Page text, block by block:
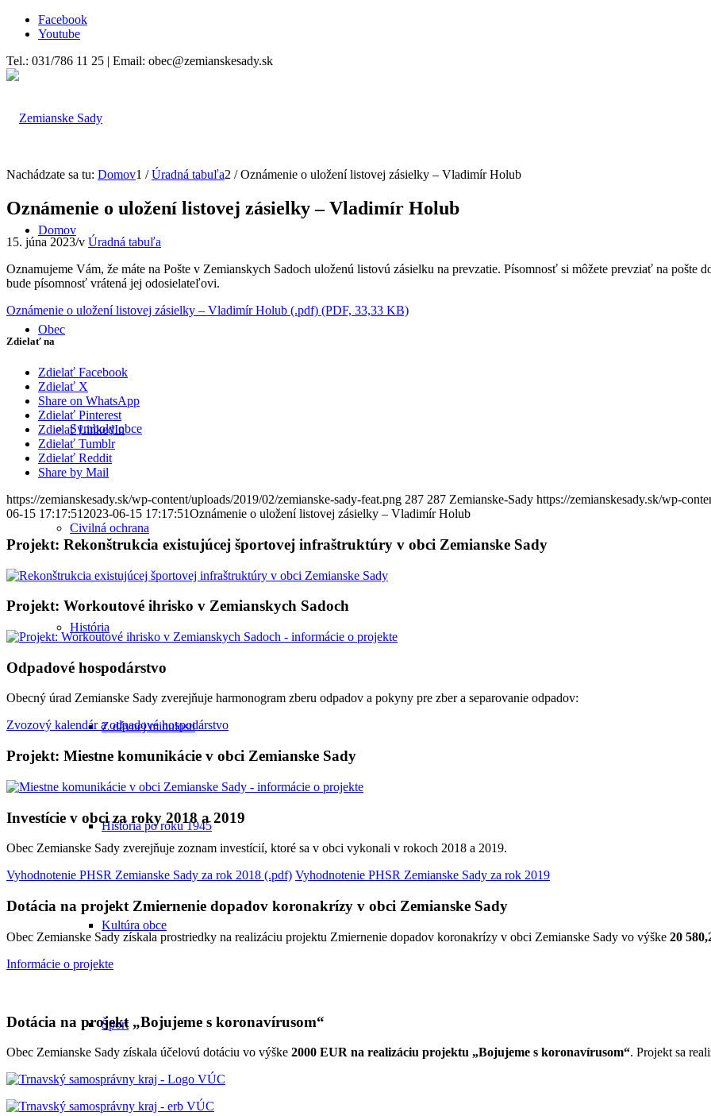
Facebook
Youtube
Tel.: 031/786 11 25 | Email: obec@zemianskesady.sk
Domov
Obec
Symboly obce
Civilná ochrana
História
Z dávnej minulosti
História po roku 1945
Kultúra obce
Šport
Nachádzate sa tu: Domov1 / Úradná tabuľa2 / Oznámenie o uložení listovej zásielky – Vladimír Holub
Oznámenie o uložení listovej zásielky – Vladimír Holub
15. júna 2023/v Úradná tabuľa
Oznamujeme Vám, že máte na Pošte v Zemianskych Sadoch uloženú listovú zásielku na prevzatie. Písomnosť si môžete prevziať na pošte
bude písomnosť vrátená jej odosielateľovi.
Oznámenie o uložení listovej zásielky – Vladimír Holub (.pdf) (PDF, 33,33 KB)
Zdielať na
Zdielať Facebook
Zdielať X
Share on WhatsApp
Zdielať Pinterest
Zdielať LinkedIn
Zdielať Tumblr
Zdielať Reddit
Share by Mail
https://zemianskesady.sk/wp-content/uploads/2019/02/zemianske-sady-feat.png 287 287 Zemianske-Sady https://zemianskesady.sk/wp-
06-15 17:17:51 2023-06-15 17:17:51Oznámenie o uložení listovej zásielky – Vladimír Holub
Projekt: Rekonštrukcia existujúcej športovej infraštruktúry v obci Zemianske Sady
Projekt: Workoutové ihrisko v Zemianskych Sadoch
Odpadové hospodárstvo
Obecný úrad Zemianske Sady zverejňuje harmonogram zberu odpadov a pokyny pre zber a separovanie odpadov:
Zvozový kalendár a odpadové hospodárstvo
Projekt: Miestne komunikácie v obci Zemianske Sady
Investície v obci za roky 2018 a 2019
Obec Zemianske Sady zverejňuje zoznam investícií, ktoré sa v obci vykonali v rokoch 2018 a 2019.
Vyhodnotenie PHSR Zemianske Sady za rok 2018 (.pdf) Vyhodnotenie PHSR Zemianske Sady za rok 2019
Dotácia na projekt Zmiernenie dopadov koronakrízy v obci Zemianske Sady
Obec Zemianske Sady získala prostriedky na realizáciu projektu Zmiernenie dopadov koronakrízy v obci Zemianske Sady vo výške 20
Informácie o projekte
Dotácia na projekt „Bojujeme s koronavírusom“
Obec Zemianske Sady získala účelovú dotáciu vo výške 2000 EUR na realizáciu projektu „Bojujeme s koronavírusom“. Projekt sa